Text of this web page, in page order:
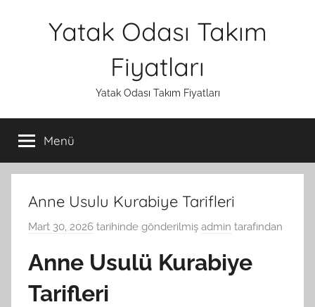
Yatak Odası Takım
Fiyatları
Yatak Odası Takım Fiyatları
Menü
Anne Usulu Kurabiye Tarifleri
Mart 30, 2026 tarihinde gönderilmiş admin tarafından
Anne Usulü Kurabiye
Tarifleri